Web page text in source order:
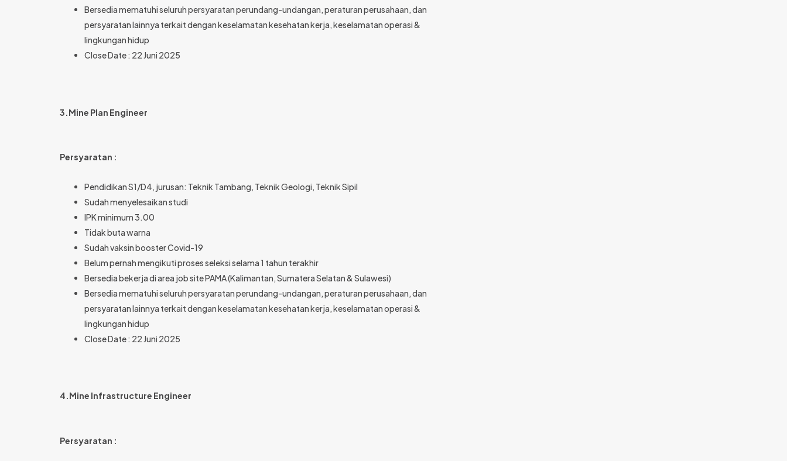
Bersedia mematuhi seluruh persyaratan perundang-undangan, peraturan perusahaan, dan
persyaratan lainnya terkait dengan keselamatan kesehatan kerja, keselamatan operasi &
lingkungan hidup
Close Date : 22 Juni 2025
3.Mine Plan Engineer
Persyaratan :
Pendidikan S1/D4, jurusan: Teknik Tambang, Teknik Geologi, Teknik Sipil
Sudah menyelesaikan studi
IPK minimum 3.00
Tidak buta warna
Sudah vaksin booster Covid-19
Belum pernah mengikuti proses seleksi selama 1 tahun terakhir
Bersedia bekerja di area job site PAMA (Kalimantan, Sumatera Selatan & Sulawesi)
Bersedia mematuhi seluruh persyaratan perundang-undangan, peraturan perusahaan, dan
persyaratan lainnya terkait dengan keselamatan kesehatan kerja, keselamatan operasi &
lingkungan hidup
Close Date : 22 Juni 2025
4.Mine Infrastructure Engineer
Persyaratan :